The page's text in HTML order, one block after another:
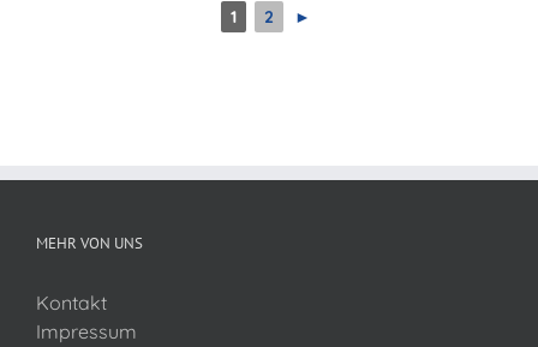
1 2 ►
MEHR VON UNS
Kontakt
Impressum